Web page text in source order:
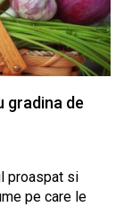
gradina de
proaspat si
pe care le